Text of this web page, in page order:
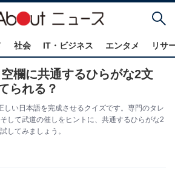
社会 IT・ビジネス エンタメ リサ
欄に共通するひらがな2文
られる？
しい日本語を完成させるクイズです。専門のタレ
して武道の催しをヒントに、共通するひらがな2
してみましょう。